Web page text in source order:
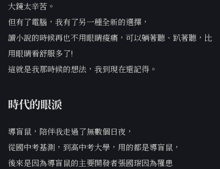
大鏡太辛苦。
但有了電腦，我有了另一種全新的選擇，
讀小說的時候再也不用眼睛痠痛，可以躺著聽、趴著聽，比
用眼睛看舒服多了!
這就是我那時候的想法，我到現在還記得。
時代的眼淚
導盲鼠，陪伴我走過了無數個日夜，
從國中考基測，到高中考大學，用的都是導盲鼠，
後來是因為導盲鼠的主要開發者張國瑞因為罹患